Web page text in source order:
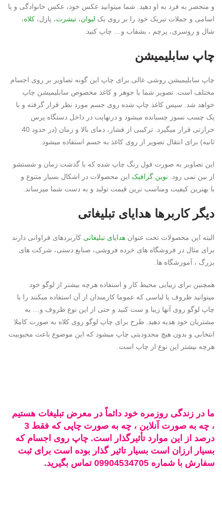
و منحصر به فرد به او دهید. شما میتوانید عکس خود، عکس خانوادگی و یا
اسامی و جملات تبریک خود را بر روی یک لیوان، تیشرت، پازل، کلاه،
شال و روسری، پرچم ، بشقاب و… چاپ کنید.
چاپ سابلیمیشن
چاپ سابلیمیشن روشی عالی برای چاپ این گونه تصاویر بر روی اجسام
مختلف است. تصویر شما با جوهر و کاغذ مخصوص سابلیمیشن چاپ
خواهد شد. سپس کاغذ چاپ شده روی جسم مورد نظر قرار گرفته و با
یک چسب نسوز چسبانده میشود و درنهایت در داخل دستگاه پرس
حرارتی قرار میگیرد. ترکیبی از فشار، دمای بالا و زمان (در حدود 40
ثانیه) برای انتقال تصویر از روی کاغذ به جسم استفاده میشود.
این تصاویر به صورت فول رنگ چاپ شده که با گذشت زمان و شستشو
از بین نمی رود. نوین گرافیک این محصولات در اشکال بسیار متنوع و
با بهترین کیفیت ومناسب ترین قیمت تولید و به دست شما میرساند.
دیگر کاربرها هدایای تبلیغاتی
البته این محصولات تحت عنوان هدایای تبلیغاتی کاربردهای فراوانی دارند
برای مثال در فروشگاه های خرده فروشی، صنایع دستی، شرکت های
بزرگ ، آموزشگاه ها.
همچنین برای زیبایی محیط کار و استفاده هرچه بیشتر از لوگو خود
میتوانید ظروف یا لباسی که عموما کارمندان از آن استفاده میکنند را با
چاپ لوگو روی آنها زیبا و ست کنید و حتی از این نوع ظروف و… به
مشتریان خود هدیه دهید. طرح برای چاپ لوگو روی کلاه به صورت کاملا
انتخابی و بدون هیچ محدودیتی چاپ میشود که این موضوع باعث محبوبیت
هرچه بیشتر این نوع از چاپ است.
ما در زندگی روزمره خود دائماً در معرض تبلیغات هستیم
، چه به صورت آنلاین ، چه به صورت چاپی که فقط 3
درصد از این موارد تأثیرگذار است. چاپ روی اجسام که
بسیار ارزان است بسیار تاثیر گذار بوده است برای ثبت
سفارش با شماره 09904534705 تماس بگیرید.